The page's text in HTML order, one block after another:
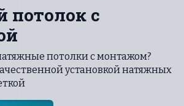
потолок с
потолки с монтажом?
установкой натяжных